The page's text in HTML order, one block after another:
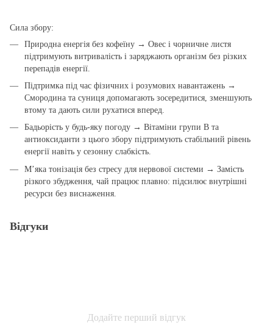
Сила збору:
Природна енергія без кофеїну → Овес і чорничне листя
підтримують витривалість і заряджають організм без різких
перепадів енергії.
Підтримка під час фізичних і розумових навантажень →
Смородина та суниця допомагають зосередитися, зменшують
втому та дають сили рухатися вперед.
Бадьорість у будь-яку погоду → Вітаміни групи B та
антиоксиданти з цього збору підтримують стабільний рівень
енергії навіть у сезонну слабкість.
М’яка тонізація без стресу для нервової системи → Замість
різкого збудження, чай працює плавно: підсилює внутрішні
ресурси без виснаження.
Відгуки
Додайте перший відгук